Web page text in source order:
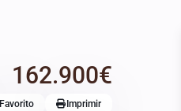
162.900€
Favorito Imprimir